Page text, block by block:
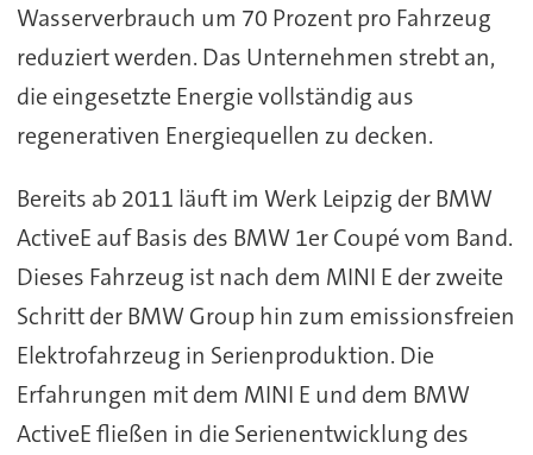
Wasserverbrauch um 70 Prozent pro Fahrzeug
reduziert werden. Das Unternehmen strebt an,
die eingesetzte Energie vollständig aus
regenerativen Energiequellen zu decken.
Bereits ab 2011 läuft im Werk Leipzig der BMW
ActiveE auf Basis des BMW 1er Coupé vom Band.
Dieses Fahrzeug ist nach dem MINI E der zweite
Schritt der BMW Group hin zum emissionsfreien
Elektrofahrzeug in Serienproduktion. Die
Erfahrungen mit dem MINI E und dem BMW
ActiveE fließen in die Serienentwicklung des